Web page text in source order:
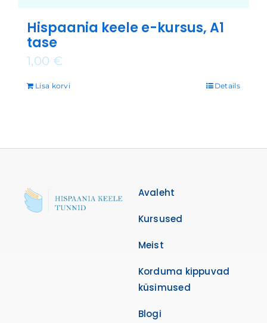
Hispaania keele e-kursus, A1
tase
1,00 €
Lisa korvi Details
Avaleht
Kursused
Meist
Korduma kippuvad
küsimused
Blogi